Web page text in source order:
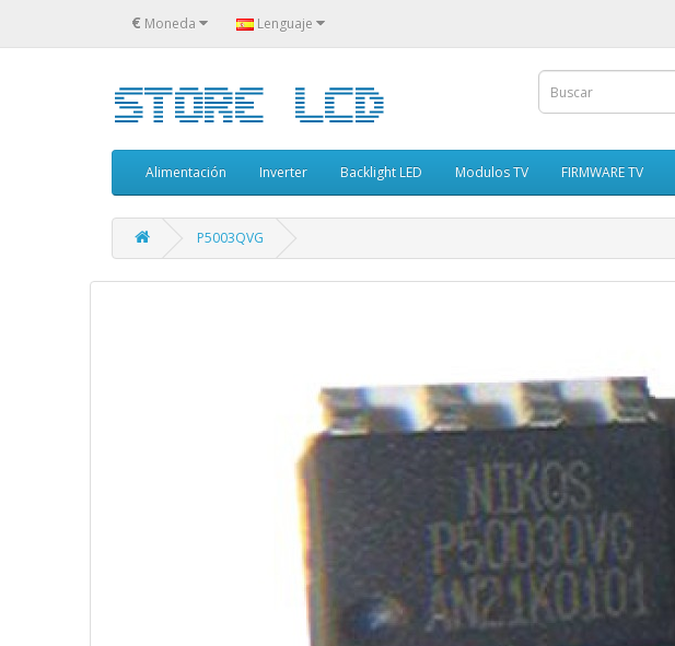
€ Moneda Lenguaje
Alimentación Inverter Backlight LED Modulos TV FIRMWARE TV
P5003QVG